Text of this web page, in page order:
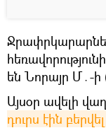
են Նորայր Մ․-ի
Այսօր ավելի
դուրս էին